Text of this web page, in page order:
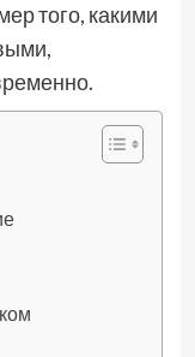
того, какими